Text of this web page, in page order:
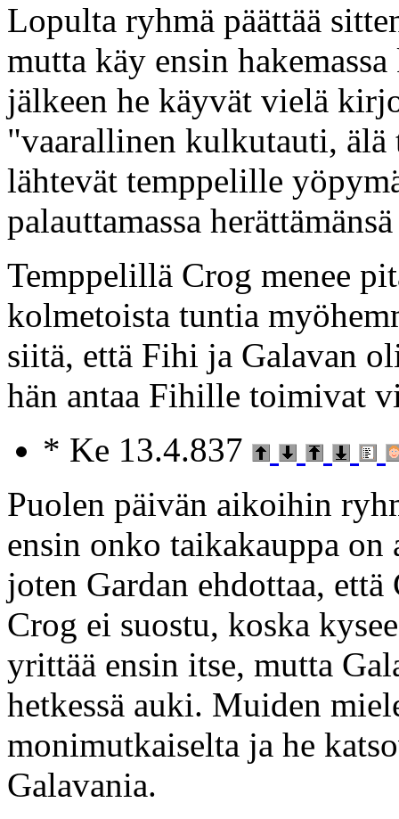
Lopulta ryhmä päättää
mutta käy ensin
jälkeen he käyvät vielä
"vaarallinen kulkutauti, älä
lähtevät temppelille
palauttamassa
Temppelillä Crog menee
kolmetoista tuntia
siitä, että Fihi ja Galavan
hän antaa Fihille toimivat
* Ke 13.4.837
Puolen päivän aikoihin
ensin onko taikakauppa
joten Gardan ehdottaa,
Crog ei suostu, koska
yrittää ensin itse, mutta
hetkessä auki. Muiden
monimutkaiselta ja he
Galavania.